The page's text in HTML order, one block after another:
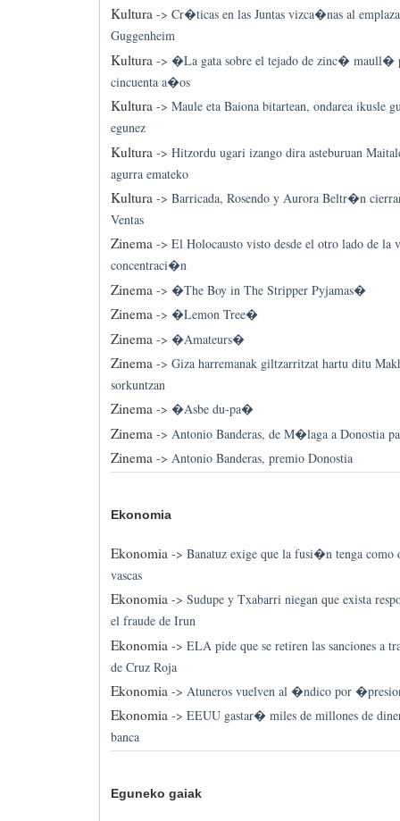
Kultura-> Cr�ticas en las Juntas vizca�nas al
Guggenheim
Kultura-> �La gata sobre el tejado de zinc� maull�
cincuenta a�os
Kultura-> Maule eta Baiona bitartean, ondarea ikusle
egunez
Kultura -> Hitzordu ugari izango dira asteburuan
agurra emateko
Kultura-> Barricada, Rosendo y Aurora Beltr�n
Ventas
Zinema-> El Holocausto visto desde el otro lado de la
concentraci�n
Zinema -> �The Boy in The Stripper Pyjamas�
Zinema-> �Lemon Tree�
Zinema -> �Amateurs�
Zinema-> Giza harremanak giltzarritzat hartu ditu
sorkuntzan
Zinema-> �Asbe du-pa�
Zinema -> Antonio Banderas, de M�laga a Donostia
Zinema-> Antonio Banderas, premio Donostia
Ekonomia
Ekonomia-> Banatuz exige que la fusi�n tenga como
vascas
Ekonomia-> Sudupe y Txabarri niegan que exista
el fraude de Irun
Ekonomia -> ELA pide que se retiren las sanciones a
de Cruz Roja
Ekonomia-> Atuneros vuelven al �ndico por
Ekonomia-> EEUU gastar� miles de millones de
banca
Eguneko gaiak